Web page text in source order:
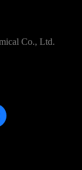
Co., Ltd.